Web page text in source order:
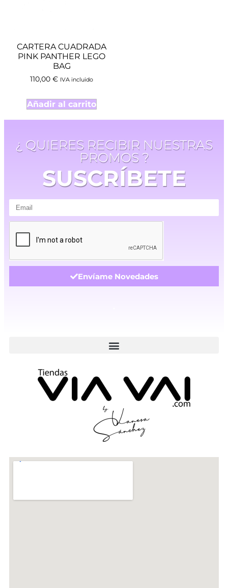
CARTERA CUADRADA
PINK PANTHER LEGO
BAG
110,00 € IVA incluido
Añadir al carrito
¿ QUIERES RECIBIR NUESTRAS
PROMOS ?
SUSCRÍBETE
Envíame Novedades